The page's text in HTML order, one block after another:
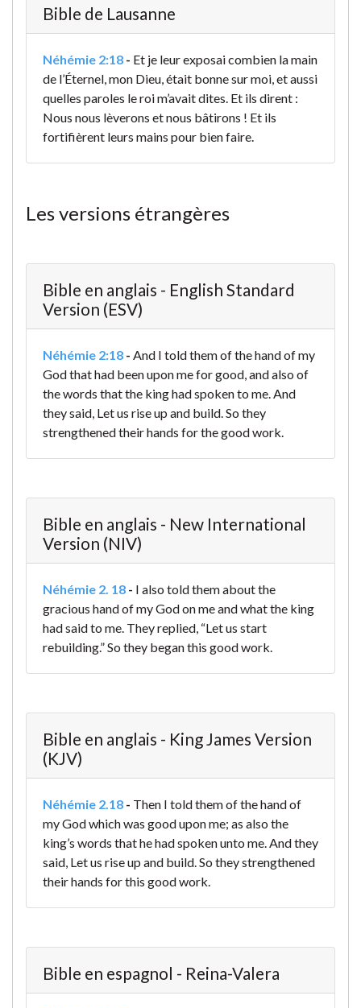
Bible de Lausanne
Néhémie 2:18 - Et je leur exposai combien la main
de l’Éternel, mon Dieu, était bonne sur moi, et aussi
quelles paroles le roi m’avait dites. Et ils dirent :
Nous nous lèverons et nous bâtirons ! Et ils
fortifièrent leurs mains pour bien faire.
Les versions étrangères
Bible en anglais - English Standard
Version (ESV)
Néhémie 2:18 - And I told them of the hand of my
God that had been upon me for good, and also of
the words that the king had spoken to me. And
they said, Let us rise up and build. So they
strengthened their hands for the good work.
Bible en anglais - New International
Version (NIV)
Néhémie 2. 18 - I also told them about the
gracious hand of my God on me and what the king
had said to me. They replied, “Let us start
rebuilding.” So they began this good work.
Bible en anglais - King James Version
(KJV)
Néhémie 2.18 - Then I told them of the hand of
my God which was good upon me; as also the
king’s words that he had spoken unto me. And they
said, Let us rise up and build. So they strengthened
their hands for this good work.
Bible en espagnol - Reina-Valera